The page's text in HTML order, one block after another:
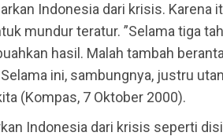
Indonesia dari krisis. Karena
mundur teratur. ”Selama tiga
hasil. Malah tambah
ini, sambungnya, justru
(Kompas, 7 Oktober 2000).
Indonesia dari krisis seperti